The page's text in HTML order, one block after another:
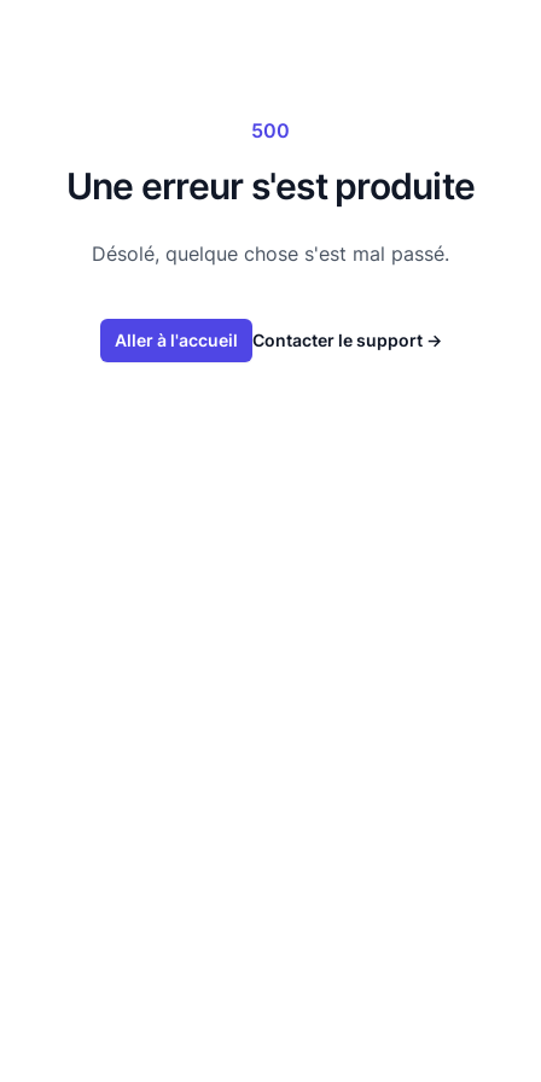
500
Une erreur s'est produite
Désolé, quelque chose s'est mal passé.
Aller à l'accueil Contacter le support →